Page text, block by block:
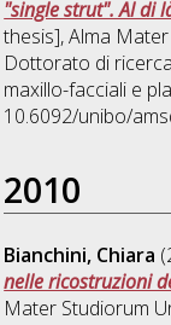
"single strut". Al di
thesis], Alma
Dottorato di
maxillo-facciali e
10.6092/unibo/
2010
Bianchini, Chiara
nelle ricostruzioni
Mater Studiorum